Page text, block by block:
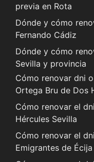
previa en Rota
Dónde y cómo
Fernando Cádiz
Dónde y cómo
Sevilla y provincia
Cómo renovar dni
Ortega Bru de Dos
Cómo renovar el
Hércules Sevilla
Cómo renovar el
Emigrantes de Écija